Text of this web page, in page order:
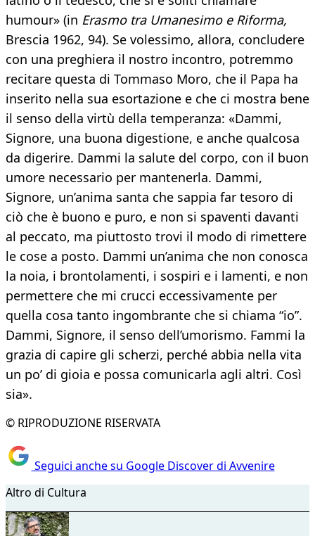
humour» (in Erasmo tra Umanesimo e Riforma,
Brescia 1962, 94). Se volessimo, allora, concludere
con una preghiera il nostro incontro, potremmo
recitare questa di Tommaso Moro, che il Papa ha
inserito nella sua esortazione e che ci mostra bene
il senso della virtù della temperanza: «Dammi,
Signore, una buona digestione, e anche qualcosa
da digerire. Dammi la salute del corpo, con il buon
umore necessario per mantenerla. Dammi,
Signore, un’anima santa che sappia far tesoro di
ciò che è buono e puro, e non si spaventi davanti
al peccato, ma piuttosto trovi il modo di rimettere
le cose a posto. Dammi un’anima che non conosca
la noia, i brontolamenti, i sospiri e i lamenti, e non
permettere che mi crucci eccessivamente per
quella cosa tanto ingombrante che si chiama “io”.
Dammi, Signore, il senso dell’umorismo. Fammi la
grazia di capire gli scherzi, perché abbia nella vita
un po’ di gioia e possa comunicarla agli altri. Così
sia».
© RIPRODUZIONE RISERVATA
Seguici anche su Google Discover di Avvenire
Altro di Cultura